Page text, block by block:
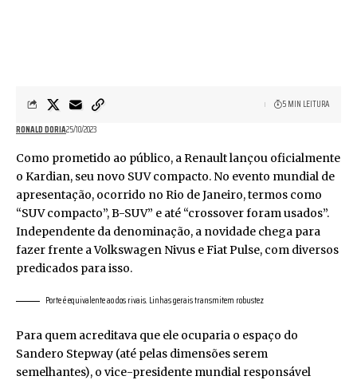
RONALD DORIA25/10/2023
5 MIN LEITURA
Como prometido ao público, a Renault lançou oficialmente
o Kardian, seu novo SUV compacto. No evento mundial de
apresentação, ocorrido no Rio de Janeiro, termos como
“SUV compacto”, B-SUV” e até “crossover foram usados”.
Independente da denominação, a novidade chega para
fazer frente a Volkswagen Nivus e Fiat Pulse, com diversos
predicados para isso.
Porte é equivalente ao dos rivais. Linhas gerais transmitem robustez
Para quem acreditava que ele ocuparia o espaço do
Sandero Stepway (até pelas dimensões serem
semelhantes), o vice-presidente mundial responsável